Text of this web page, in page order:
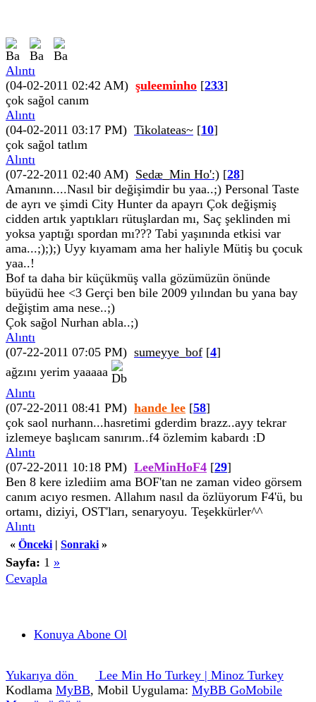
Alıntı
(04-02-2011 02:42 AM) şuleeminho [233]
çok sağol canım
Alıntı
(04-02-2011 03:17 PM) Tikolateas~ [10]
çok sağol tatlım
Alıntı
(07-22-2011 02:40 AM) Sedæ_Min Ho':) [28]
Amanınn....Nasıl bir değişimdir bu yaa..;) Personal Taste
de ayrı ve şimdi City Hunter da apayrı Çok değişmiş
cidden artık yaptıkları rütuşlardan mı, Saç şeklinden mi
yoksa yaptığı spordan mı??? Tabi yaşınında etkisi var
ama...;););) Uyy kıyamam ama her haliyle Mütiş bu çocuk
yaa..!
Bof ta daha bir küçükmüş valla gözümüzün önünde
büyüdü hee <3 Gerçi ben bile 2009 yılından bu yana bay
değiştim ama nese..;)
Çok sağol Nurhan abla..;)
Alıntı
(07-22-2011 07:05 PM) sumeyye_bof [4]
ağzını yerim yaaaaa
Alıntı
(07-22-2011 08:41 PM) hande lee [58]
çok saol nurhann...hasretimi gderdim brazz..ayy tekrar
izlemeye başlıcam sanırım..f4 özlemim kabardı :D
Alıntı
(07-22-2011 10:18 PM) LeeMinHoF4 [29]
Ben 8 kere izlediim ama BOF'tan ne zaman video görsem
canım acıyo resmen. Allahım nasıl da özlüyorum F4'ü, bu
ortamı, diziyi, OST'ları, senaryoyu. Teşekkürler^^
Alıntı
« Önceki | Sonraki »
Sayfa: 1 »
Cevapla
Konuya Abone Ol
Yukarıya dön
Lee Min Ho Turkey | Minoz Turkey
Kodlama MyBB, Mobil Uygulama: MyBB GoMobile